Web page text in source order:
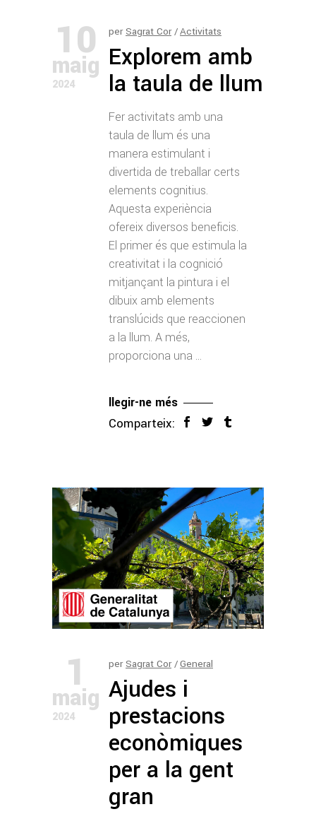
10
maig
2024
perSagrat Cor Activitats
Explorem amb
la taula de llum
Fer activitats amb una
taula de llum és una
manera estimulant i
divertida de treballar certs
elements cognitius.
Aquesta experiència
ofereix diversos beneficis.
El primer és que estimula la
creativitat i la cognició
mitjançant la pintura i el
dibuix amb elements
translúcids que reaccionen
a la llum. A més,
proporciona una
llegir-ne més
Comparteix:
1
maig
2024
perSagrat Cor General
Ajudes i
prestacions
econòmiques
per a la gent
gran